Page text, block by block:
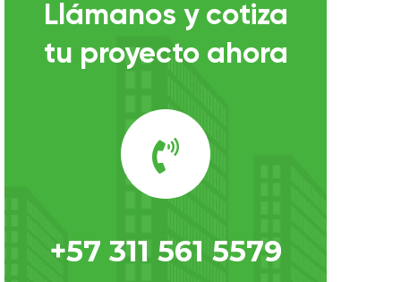
Llámanos y cotiza
tu proyecto ahora
+57 311 561 5579